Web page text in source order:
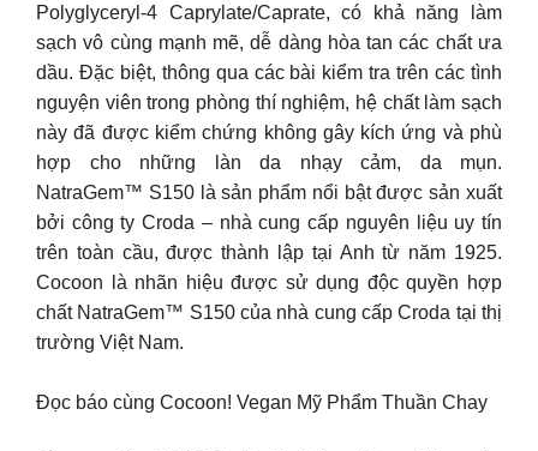
Polyglyceryl-4 Caprylate/Caprate, có khả năng làm
sạch vô cùng mạnh mẽ, dễ dàng hòa tan các chất ưa
dầu. Đặc biệt, thông qua các bài kiểm tra trên các tình
nguyện viên trong phòng thí nghiệm, hệ chất làm sạch
này đã được kiểm chứng không gây kích ứng và phù
hợp cho những làn da nhạy cảm, da mụn.
NatraGem™ S150 là sản phẩm nổi bật được sản xuất
bởi công ty Croda – nhà cung cấp nguyên liệu uy tín
trên toàn cầu, được thành lập tại Anh từ năm 1925.
Cocoon là nhãn hiệu được sử dụng độc quyền hợp
chất NatraGem™ S150 của nhà cung cấp Croda tại thị
trường Việt Nam.
Đọc báo cùng Cocoon! Vegan Mỹ Phẩm Thuần Chay